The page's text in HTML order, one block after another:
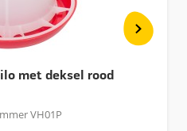
met deksel rood
VH01P